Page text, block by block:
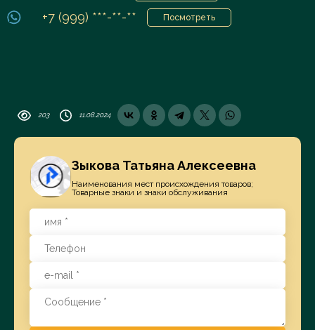
+7 (999) ***-**-** Посмотреть
203 11.08.2024
Зыкова Татьяна Алексеевна
Наименования мест происхождения товаров;
Товарные знаки и знаки обслуживания